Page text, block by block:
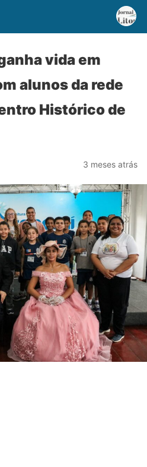
vida em
alunos da rede
Histórico de
3 meses atrás